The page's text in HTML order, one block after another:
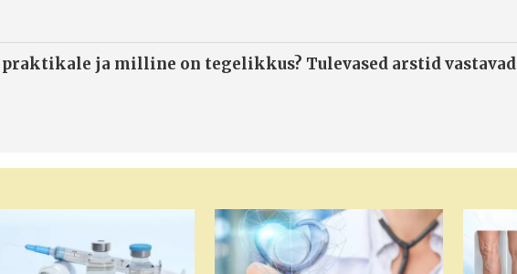
ja milline on tegelikkus? Tulevased arstid vastavad